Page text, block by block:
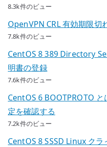
8.3k件のビュー
OpenVPN CRL 有効期限切
7.8k件のビュー
CentOS 8 389 Directory
明書の登録
7.6k件のビュー
CentOS 6 BOOTPROTO
定を確認する
7.2k件のビュー
CentOS 8 SSSD Linux ク